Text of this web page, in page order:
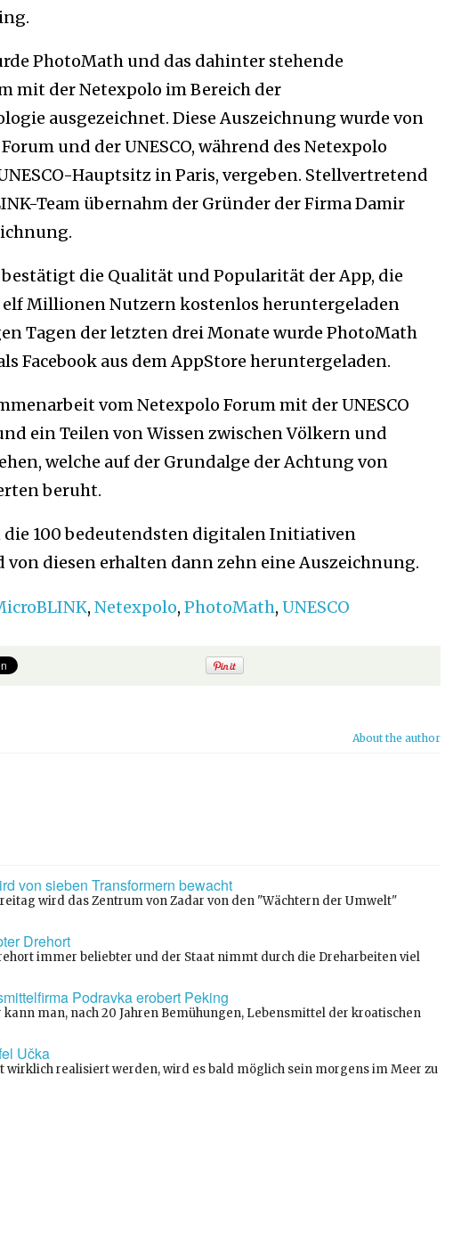
PhotoMath und das dahinter stehende
mit der Netexpolo im Bereich der
ausgezeichnet. Diese Auszeichnung wurde von
und der UNESCO, während des Netexpolo
Hauptsitz in Paris, vergeben. Stellvertretend
Team übernahm der Gründer der Firma Damir
bestätigt die Qualität und Popularität der App, die
elf Millionen Nutzern kostenlos heruntergeladen
Tagen der letzten drei Monate wurde PhotoMath
Facebook aus dem AppStore heruntergeladen.
vom Netexpolo Forum mit der UNESCO
ein Teilen von Wissen zwischen Völkern und
welche auf der Grundalge der Achtung von
beruht.
die 100 bedeutendsten digitalen Initiativen
von diesen erhalten dann zehn eine Auszeichnung.
, Netexpolo, PhotoMath, UNESCO
About the author
von sieben Transformern bewacht
wird das Zentrum von Zadar von den "Wächtern der Umwelt"
Drehort
immer beliebter und der Staat nimmt durch die Dreharbeiten viel
Podravka erobert Peking
man, nach 20 Jahren Bemühungen, Lebensmittel der kroatischen
Učka
wirklich realisiert werden, wird es bald möglich sein morgens im Meer zu